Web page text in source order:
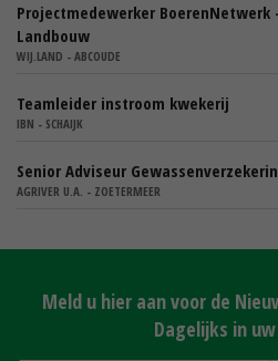
Projectmedewerker BoerenNetwerk
Landbouw
WIJ.LAND - ABCOUDE
Teamleider instroom kwekerij
IBN - SCHAIJK
Senior Adviseur
AGRIVER U.A. - ZOETERMEER
Meld u hier aan voor de
Dagelijks in